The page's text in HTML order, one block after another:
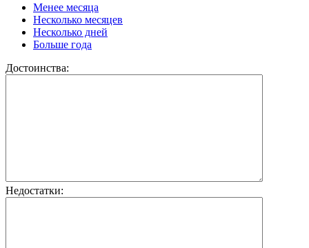
Менее месяца
Несколько месяцев
Несколько дней
Больше года
Достоинства:
Недостатки: